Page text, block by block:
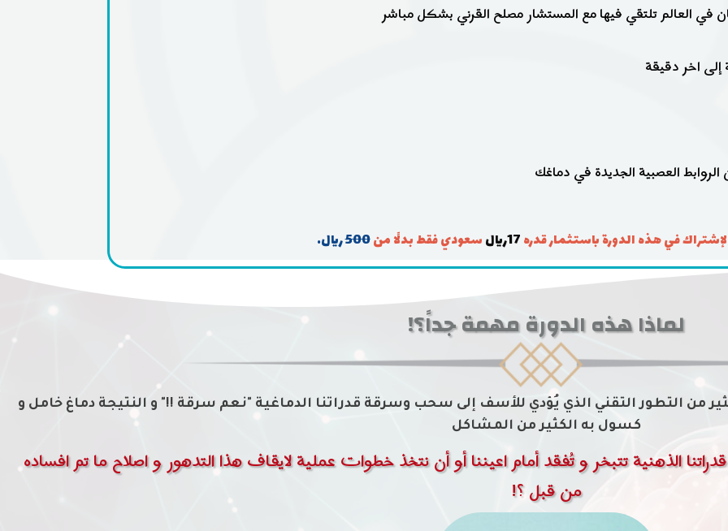
اخر دقيقة
العصبية الجديدة في دماغك
في هذه الدورة باستثمار قدره سعودي فقطبدلًا من500ريال.
لماذا هذه الدورة مهمة جداً؟!
من التطور التقني الذي يُؤدي للأسف إلى سحب وسرقة قدراتنا الدماغية "نعم سرقة !!" و النتيجة دماغ خامل و
كسول به الكثير من المشاكل
الذهنية تتبخر و تُفقد أمام اعيننا أو أن نتخذ خطوات عملية لايقاف هذا التدهور و اصلاح ما تم افساده
من قبل ؟!